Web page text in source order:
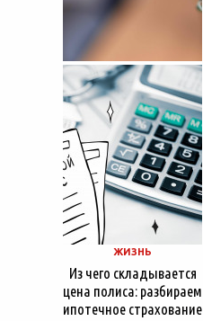
ЖИЗНЬ
Из чего складывается
цена полиса: разбираем
ипотечное страхование